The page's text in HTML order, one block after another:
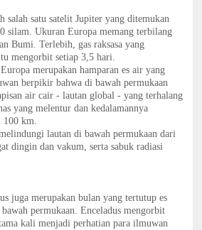
salah satu satelit Jupiter yang ditemukan
silam. Ukuran Europa memang terbilang
Bumi. Terlebih, gas raksasa yang
mengorbit setiap 3,5 hari.
merupakan hamparan es air yang
berpikir bahwa di bawah permukaan
air cair - lautan global - yang terhalang
yang melentur dan kedalamannya
100 km.
lautan di bawah permukaan dari
dingin dan vakum, serta sabuk radiasi
juga merupakan bulan yang tertutup es
permukaan. Enceladus mengorbit
kali menjadi perhatian para ilmuwan